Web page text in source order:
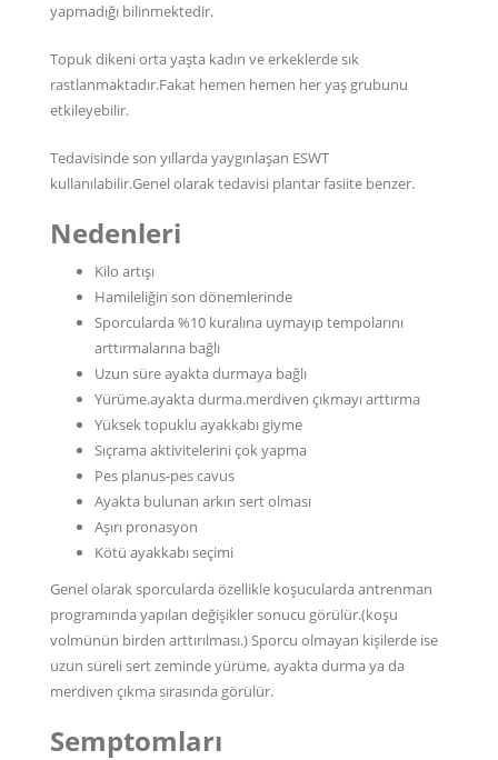
yapmadığı bilinmektedir.
Topuk dikeni orta yaşta kadın ve erkeklerde sık
rastlanmaktadır.Fakat hemen hemen her yaş grubunu
etkileyebilir.
Tedavisinde son yıllarda yaygınlaşan ESWT
kullanılabilir.Genel olarak tedavisi plantar fasiite benzer.
Nedenleri
Kilo artışı
Hamileliğin son dönemlerinde
Sporcularda %10 kuralına uymayıp tempolarını
arttırmalarına bağlı
Uzun süre ayakta durmaya bağlı
Yürüme.ayakta durma.merdiven çıkmayı arttırma
Yüksek topuklu ayakkabı giyme
Sıçrama aktivitelerini çok yapma
Pes planus-pes cavus
Ayakta bulunan arkın sert olması
Aşırı pronasyon
Kötü ayakkabı seçimi
Genel olarak sporcularda özellikle koşucularda antrenman
programında yapılan değişikler sonucu görülür.(koşu
volmünün birden arttırılması.) Sporcu olmayan kişilerde ise
uzun süreli sert zeminde yürüme, ayakta durma ya da
merdiven çıkma sırasında görülür.
Semptomları